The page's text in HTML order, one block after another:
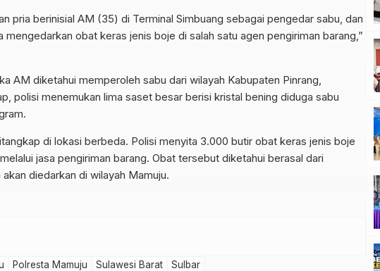
pria berinisial AM (35) di Terminal Simbuang sebagai pengedar sabu, dan
obat keras jenis boje di salah satu agen pengiriman barang,”
AM diketahui memperoleh sabu dari wilayah Kabupaten Pinrang,
polisi menemukan lima saset besar berisi kristal bening diduga sabu
di lokasi berbeda. Polisi menyita 3.000 butir obat keras jenis boje
jasa pengiriman barang. Obat tersebut diketahui berasal dari
diedarkan di wilayah Mamuju.
Polresta Mamuju Sulawesi Barat Sulbar